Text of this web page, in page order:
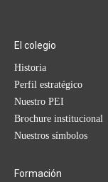
El colegio
Historia
Perfil estratégico
Nuestro PEI
Brochure institucional
Nuestros símbolos
Formación